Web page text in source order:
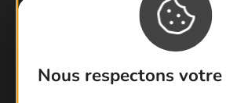
Nous respectons